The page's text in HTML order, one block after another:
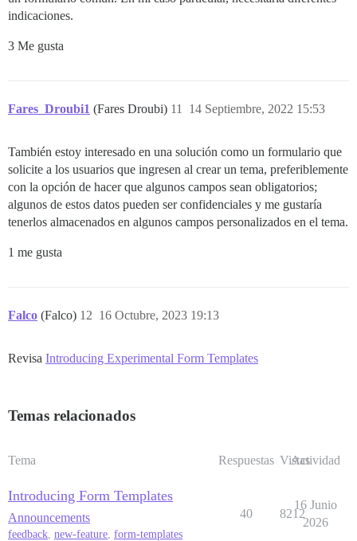
indicaciones.
3 Me gusta
Fares_Droubi1 (Fares Droubi) 14 Septiembre, 2022 15:53
11
También estoy interesado en una solución como un formulario que
solicite a los usuarios que ingresen al crear un tema, preferiblemente
con la opción de hacer que algunos campos sean obligatorios;
algunos de estos datos pueden ser confidenciales y me gustaría
tenerlos almacenados en algunos campos personalizados en el tema.
1 me gusta
Falco (Falco) 16 Octubre, 2023 19:13
12
Revisa Introducing Experimental Form Templates
Temas relacionados
Tema Respuestas Vistas
Actividad
Introducing Form Templates
Announcements
feedback new-feature form-templates
40 8212
16 Junio
2026